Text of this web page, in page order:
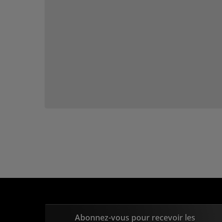
Abonnez-vous pour recevoir les